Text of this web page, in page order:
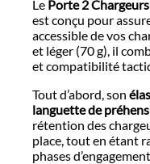
Le Porte 2
est conçu pour
accessible de vos
et léger (70 g), il
et compatibilité
Tout d’abord, son
languette de
rétention des
place, tout en étant
phases d’engagement.